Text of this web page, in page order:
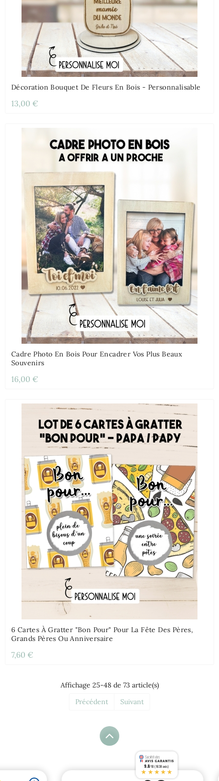
Décoration Bouquet De Fleurs En Bois - Personnalisable
13,00 €
Cadre Photo En Bois Pour Encadrer Vos Plus Beaux
Souvenirs
16,00 €
6 Cartes À Gratter "Bon Pour" Pour La Fête Des Pères,
Grands Pères Ou Anniversaire
7,60 €
Affichage 25-48 de 73 article(s)
Précédent
Suivant
9.8/10 (1638 avis)
★★★★★